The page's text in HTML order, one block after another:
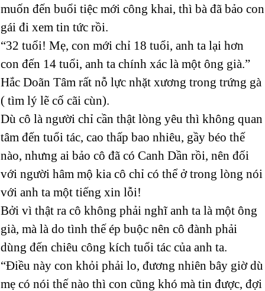
muốn đến buổi tiệc mới công khai, thì bà đã bảo con
gái đi xem tin tức rồi.
“32 tuổi! Mẹ, con mới chỉ 18 tuổi, anh ta lại hơn
con đến 14 tuổi, anh ta chính xác là một ông già.”
Hắc Doãn Tâm rất nỗ lực nhặt xương trong trứng gà
( tìm lý lẽ cố cãi cùn).
Dù cô là người chỉ cần thật lòng yêu thì không quan
tâm đến tuổi tác, cao thấp bao nhiêu, gầy béo thế
nào, nhưng ai bảo cô đã có Canh Dần rồi, nên đối
với người hâm mộ kia cô chỉ có thể ở trong lòng nói
với anh ta một tiếng xin lỗi!
Bởi vì thật ra cô không phải nghĩ anh ta là một ông
già, mà là do tình thế ép buộc nên cô đành phải
dùng đến chiêu công kích tuổi tác của anh ta.
“Điều này con khỏi phải lo, đương nhiên bây giờ dù
mẹ có nói thế nào thì con cũng khó mà tin được, đợi